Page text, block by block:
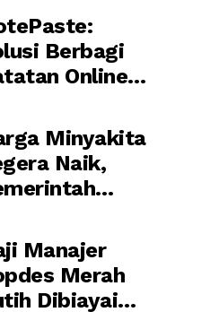
Berikut
Berbagi
Online
untuk
hingga
Minyakita
Naik,
HET
Waktu
Manajer
Merah
Dibiayai